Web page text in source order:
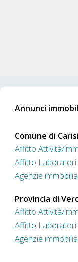
Annunci
Comune di
Affitto Attività/
Affitto Laboratori
Agenzie
Provincia di
Affitto Attività/
Affitto Laboratori
Agenzie